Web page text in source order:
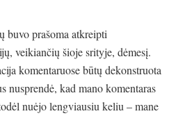
buvo prašoma atkreipti
veikiančių šioje srityje, dėmesį.
komentaruose būtų dekonstruota
nusprendė, kad mano komentaras
nuėjo lengviausiu keliu – mane